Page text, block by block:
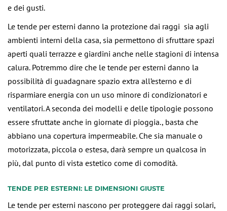
e dei gusti.
Le tende per esterni danno la protezione dai raggi sia agli
ambienti interni della casa, sia permettono di sfruttare spazi
aperti quali terrazze e giardini anche nelle stagioni di intensa
calura. Potremmo dire che le tende per esterni danno la
possibilità di guadagnare spazio extra all’esterno e di
risparmiare energia con un uso minore di condizionatori e
ventilatori. A seconda dei modelli e delle tipologie possono
essere sfruttate anche in giornate di pioggia., basta che
abbiano una copertura impermeabile. Che sia manuale o
motorizzata, piccola o estesa, darà sempre un qualcosa in
più, dal punto di vista estetico come di comodità.
TENDE PER ESTERNI: LE DIMENSIONI GIUSTE
Le tende per esterni nascono per proteggere dai raggi solari,